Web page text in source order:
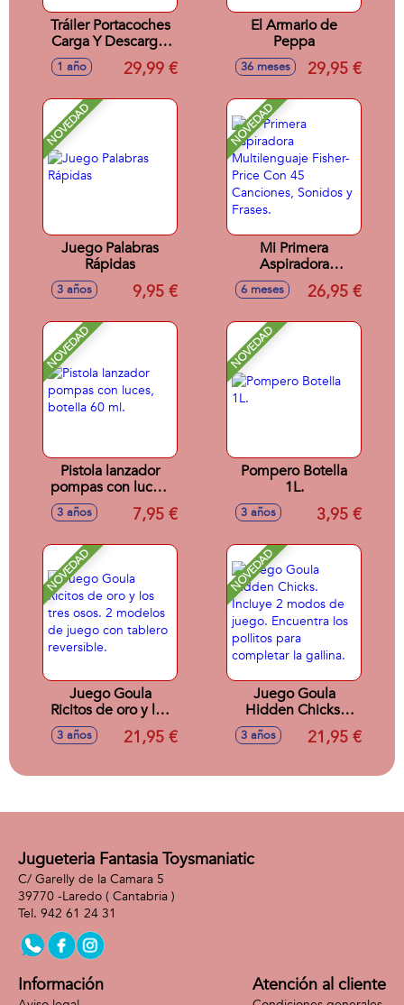
Tráiler Portacoches
Carga Y Descarga,
para reparar,
transportar y revisar
favoritos
1 año 29,99 €
El Armario de
Peppa
36 meses 29,95 €
NOVEDAD
Juego Palabras
Rápidas
3 años 9,95 €
NOVEDAD
Mi Primera
Aspiradora
Multilenguaje
Fisher-Price Con 45
y Frases.
6 meses 26,95 €
NOVEDAD
Pistola lanzador
pompas con luces,
botella 60 ml.
3 años 7,95 €
NOVEDAD
Pompero Botella
1L.
3 años 3,95 €
NOVEDAD
Juego Goula
Ricitos de oro y los
tres osos. 2
modelos de juego
reversible.
3 años 21,95 €
NOVEDAD
Juego Goula
Hidden Chicks.
Incluye 2 modos de
juego. Encuentra
completar la
3 años 21,95 €
Jugueteria Fantasia Toysmaniatic
C/ Garelly de la Camara 5
39770 -Laredo ( Cantabria )
942 61 24 31
Información Atención al cliente